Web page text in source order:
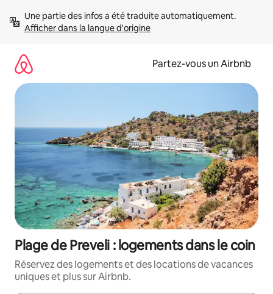
directement
Afficher dans la langue d'origine
Partez-vous un Airbnb
Plage de Preveli : logements dans le coin
Réservez des logements et des locations de vacances
uniques et plus sur Airbnb.